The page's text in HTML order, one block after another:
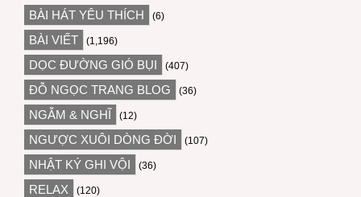
BÀI HÁT YÊU THÍCH (6)
BÀI VIẾT (1,196)
DỌC ĐƯỜNG GIÓ BỤI (407)
ĐỖ NGỌC TRANG BLOG (36)
NGẪM & NGHĨ (12)
NGƯỢC XUÔI DÒNG ĐỜI (107)
NHẬT KÝ GHI VỘI (36)
RELAX (120)